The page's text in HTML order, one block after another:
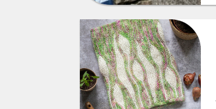
Gotland
Grillby
Gränna